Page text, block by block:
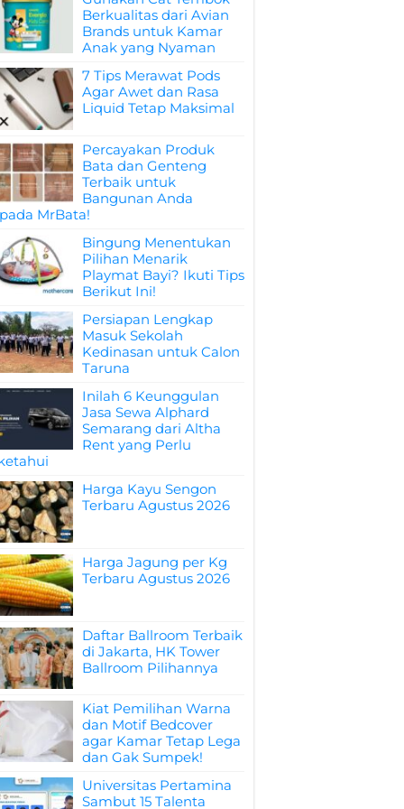
Berkualitas dari Avian
Brands untuk Kamar
Anak yang Nyaman
7 Tips Merawat Pods
Agar Awet dan Rasa
Liquid Tetap Maksimal
Percayakan Produk
Bata dan Genteng
Terbaik untuk
Bangunan Anda
MrBata!
Bingung Menentukan
Pilihan Menarik
Playmat Bayi? Ikuti Tips
Berikut Ini!
Persiapan Lengkap
Masuk Sekolah
Kedinasan untuk Calon
Taruna
Inilah 6 Keunggulan
Jasa Sewa Alphard
Semarang dari Altha
Rent yang Perlu
Harga Kayu Sengon
Terbaru Agustus 2026
Harga Jagung per Kg
Terbaru Agustus 2026
Daftar Ballroom Terbaik
di Jakarta, HK Tower
Ballroom Pilihannya
Kiat Pemilihan Warna
dan Motif Bedcover
agar Kamar Tetap Lega
dan Gak Sumpek!
Universitas Pertamina
Sambut 15 Talenta